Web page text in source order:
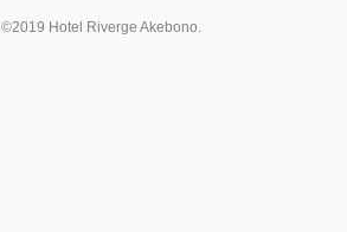
©2019 Hotel Riverge Akebono.